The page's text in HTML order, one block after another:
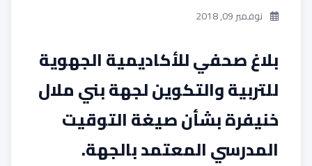
نوفمبر 09, 2018
بلاغ صحفي للأكاديمية الجهوية
للتربية والتكوين لجهة بني ملال
خنيفرة بشأن صيغة التوقيت
المدرسي المعتمد بالجهة.